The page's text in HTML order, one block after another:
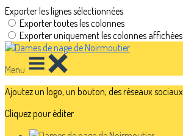
Exporter les lignes sélectionnées
Exporter toutes les colonnes
Exporter uniquement les colonnes affichées
Menu
Ajoutez un logo, un bouton, des réseaux sociaux
Cliquez pour éditer